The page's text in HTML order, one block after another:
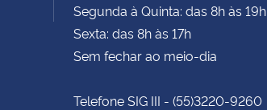
Segunda à Quinta: das 8h às 19h
Sexta: das 8h às 17h
Sem fechar ao meio-dia
Telefone SIG III - (55)3220-9260